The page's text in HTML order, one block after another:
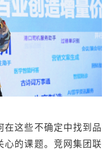
在这些不确定中找到品
心的课题。竞网集团联